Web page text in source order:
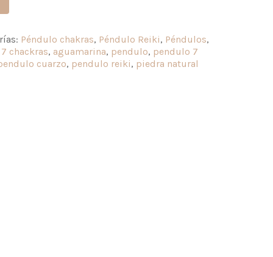
Péndulo chakras, Péndulo Reiki, Péndulos,
7 chackras, aguamarina, pendulo, pendulo 7
cuarzo, pendulo reiki, piedra natural